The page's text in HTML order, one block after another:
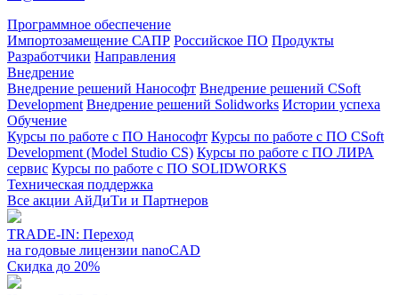
Программное обеспечение
Импортозамещение САПР Российское ПО Продукты
Разработчики Направления
Внедрение
Внедрение решений Нанософт Внедрение решений CSoft
Development Внедрение решений Solidworks Истории успеха
Обучение
Курсы по работе с ПО Нанософт Курсы по работе с ПО CSoft
Development (Model Studio CS) Курсы по работе с ПО ЛИРА
сервис Курсы по работе с ПО SOLIDWORKS
Техническая поддержка
Все акции АйДиТи и Партнеров
TRADE-IN: Переход
на годовые лицензии nanoCAD
Скидка до 20%